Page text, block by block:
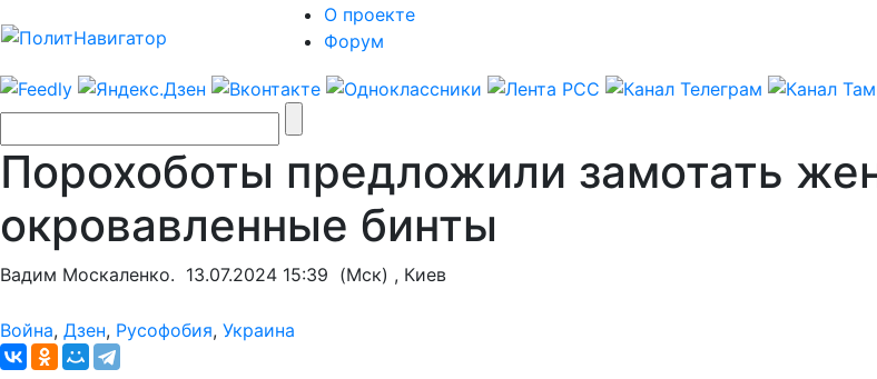
О проекте
Форум
Порохоботы предложили замотать
окровавленные бинты
Вадим Москаленко. 13.07.2024 15:39 (Мск) , Киев
Война, Дзен, Русофобия, Украина